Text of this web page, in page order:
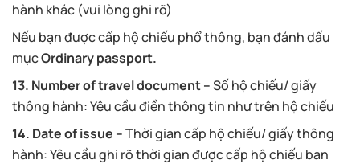
hành khác (vui lòng ghi rõ)
Nếu bạn được cấp hộ chiếu phổ thông, bạn đánh dấu
mụcOrdinary passport.
13. Number of travel document –Số hộ chiếu/ giấy
thông hành: Yêu cầu điền thông tin như trên hộ chiếu
14. Date of issue –Thời gian cấp hộ chiếu/ giấy thông
hành: Yêu cầu ghi rõ thời gian được cấp hộ chiếu ban